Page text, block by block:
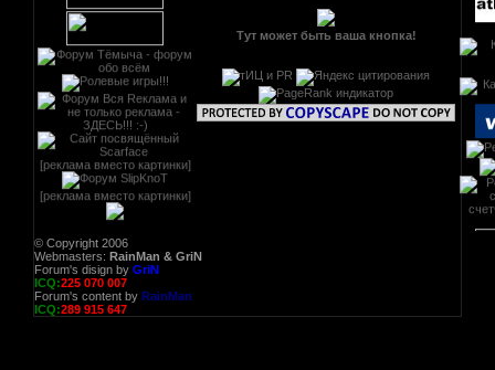
[реклама вместо картинки]
[реклама вместо картинки]
Тут может быть ваша кнопка!
© Copyright 2006
Webmasters: RainMan & GriN
Forum's disign by GriN
ICQ:225 070 007
Forum's content by RainMan
ICQ:289 915 647